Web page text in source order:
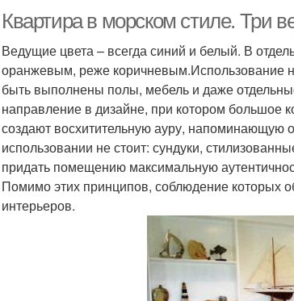
Квартира в морском стиле. Три
Ведущие цвета – всегда синий и белый. В
оранжевым, реже коричневым.Использование
быть выполнены полы, мебель и даже
направление в дизайне, при котором большое
создают восхитительную ауру, напоминающую
использовании не стоит: сундуки,
придать помещению максимальную
Помимо этих принципов, соблюдение которых
интерьеров.